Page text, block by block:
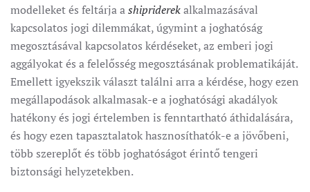
modelleket és feltárja ashipriderekalkalmazásával
kapcsolatos jogi dilemmákat, úgymint a joghatóság
megosztásával kapcsolatos kérdéseket, az emberi jogi
aggályokat és a felelősség megosztásának problematikáját.
Emellett igyekszik választ találni arra a kérdése, hogy ezen
megállapodások alkalmasak-e a joghatósági akadályok
hatékony és jogi értelemben is fenntartható áthidalására,
és hogy ezen tapasztalatok hasznosíthatók-e a jövőbeni,
több szereplőt és több joghatóságot érintő tengeri
biztonsági helyzetekben.